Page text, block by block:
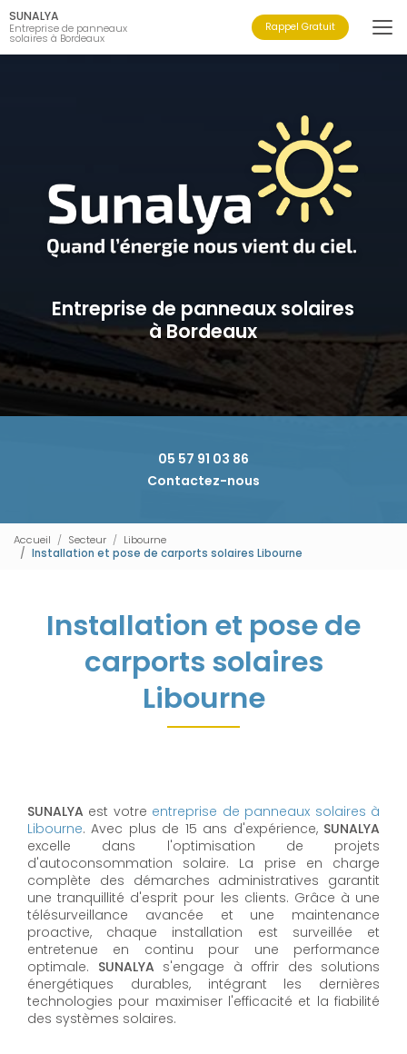
Aller
au
contenu
principal
SUNALYA
Entreprise de panneaux
solaires à Bordeaux
Rappel Gratuit
Entreprise de panneaux solaires
à Bordeaux
05 57 91 03 86
Contactez-nous
Accueil Secteur
Libourne
Installation et pose de carports solaires Libourne
Installation et pose de
carports solaires
Libourne
SUNALYA est votre entreprise de panneaux solaires à
Libourne. Avec plus de 15 ans d'expérience, SUNALYA
excelle dans l'optimisation de projets
d'autoconsommation solaire. La prise en charge
complète des démarches administratives garantit
une tranquillité d'esprit pour les clients. Grâce à une
télésurveillance avancée et une maintenance
proactive, chaque installation est surveillée et
entretenue en continu pour une performance
optimale. SUNALYA s'engage à offrir des solutions
énergétiques durables, intégrant les dernières
technologies pour maximiser l'efficacité et la fiabilité
des systèmes solaires.